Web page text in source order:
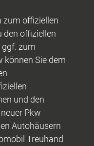
zum offiziellen
offiziellen
ggf. zum
können Sie dem
und den
Pkw
Autohäusern
Treuhand